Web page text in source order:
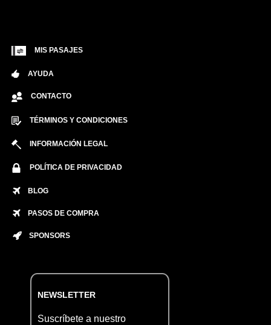
MIS PASAJES
AYUDA
CONTACTO
TÉRMINOS Y CONDICIONES
INFORMACIÓN LEGAL
POLÍTICA DE PRIVACIDAD
BLOG
PASOS DE COMPRA
SPONSORS
NEWSLETTER
Suscríbete a nuestro